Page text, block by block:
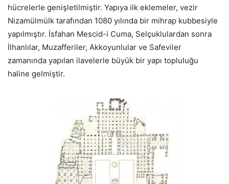
hücrelerle genişletilmiştir. Yapıya ilk eklemeler, vezir
Nizamülmülk tarafından 1080 yılında bir mihrap kubbesiyle
yapılmıştır. İsfahan Mescid-i Cuma, Selçuklulardan sonra
İlhanlılar, Muzafferiler, Akkoyunlular ve Safeviler
zamanında yapılan ilavelerle büyük bir yapı topluluğu
haline gelmiştir.